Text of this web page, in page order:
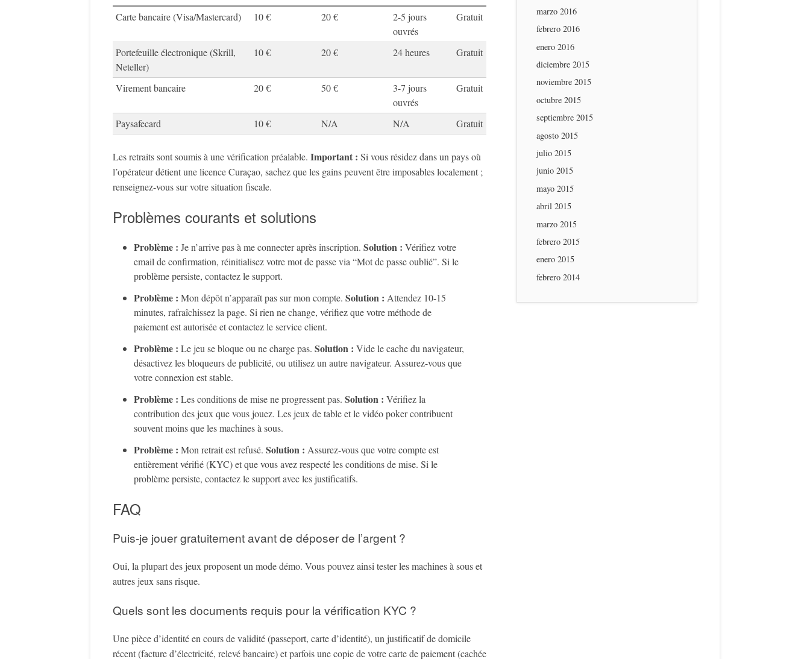
Carte bancaire (Visa/Mastercard) 10 € 20 €
2-5 jours
ouvrés
Gratuit
Portefeuille électronique (Skrill,
Neteller)
10 € 20 € 24 heures Gratuit
Virement bancaire 20 € 50 €
3-7 jours
ouvrés
Gratuit
Paysafecard 10 € N/A N/A Gratuit
Les retraits sont soumis à une vérification préalable. Important : Si vous résidez dans un pays où
l’opérateur détient une licence Curaçao, sachez que les gains peuvent être imposables localement ;
renseignez-vous sur votre situation fiscale.
Problèmes courants et solutions
Problème : Je n’arrive pas à me connecter après inscription.Solution : Vérifiez votre
email de confirmation, réinitialisez votre mot de passe via “Mot de passe oublié”. Si le
problème persiste, contactez le support.
Problème : Mon dépôt n’apparaît pas sur mon compte.Solution : Attendez 10-15
minutes, rafraîchissez la page. Si rien ne change, vérifiez que votre méthode de
paiement est autorisée et contactez le service client.
Problème : Le jeu se bloque ou ne charge pas.Solution : Vide le cache du navigateur,
désactivez les bloqueurs de publicité, ou utilisez un autre navigateur. Assurez-vous que
votre connexion est stable.
Problème : Les conditions de mise ne progressent pas.Solution : Vérifiez la
contribution des jeux que vous jouez. Les jeux de table et le vidéo poker contribuent
souvent moins que les machines à sous.
Problème : Mon retrait est refusé.Solution : Assurez-vous que votre compte est
entièrement vérifié (KYC) et que vous avez respecté les conditions de mise. Si le
problème persiste, contactez le support avec les justificatifs.
FAQ
Puis-je jouer gratuitement avant de déposer de l’argent ?
Oui, la plupart des jeux proposent un mode démo. Vous pouvez ainsi tester les machines à sous et
autres jeux sans risque.
Quels sont les documents requis pour la vérification KYC ?
Une pièce d’identité en cours de validité (passeport, carte d’identité), un justificatif de domicile
récent (facture d’électricité, relevé bancaire) et parfois une copie de votre carte de paiement (cachée
marzo 2016
febrero 2016
enero 2016
diciembre 2015
noviembre 2015
octubre 2015
septiembre 2015
agosto 2015
julio 2015
junio 2015
mayo 2015
abril 2015
marzo 2015
febrero 2015
enero 2015
febrero 2014